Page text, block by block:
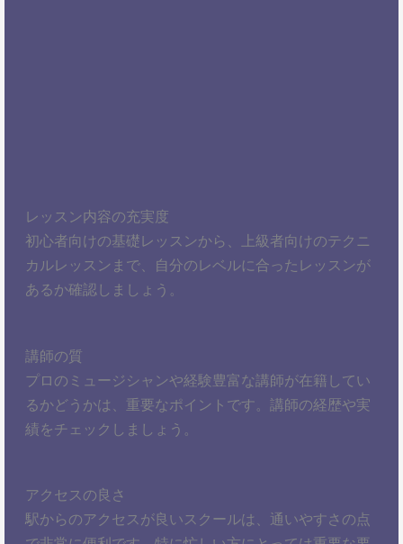
レッスン内容の充実度
初心者向けの基礎レッスンから、上級者向けのテクニ
カルレッスンまで、自分のレベルに合ったレッスンが
あるか確認しましょう。
講師の質
プロのミュージシャンや経験豊富な講師が在籍してい
るかどうかは、重要なポイントです。講師の経歴や実
績をチェックしましょう。
アクセスの良さ
駅からのアクセスが良いスクールは、通いやすさの点